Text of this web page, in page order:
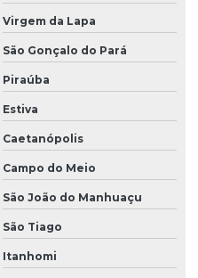
Virgem da Lapa
São Gonçalo do Pará
Piraúba
Estiva
Caetanópolis
Campo do Meio
São João do Manhuaçu
São Tiago
Itanhomi